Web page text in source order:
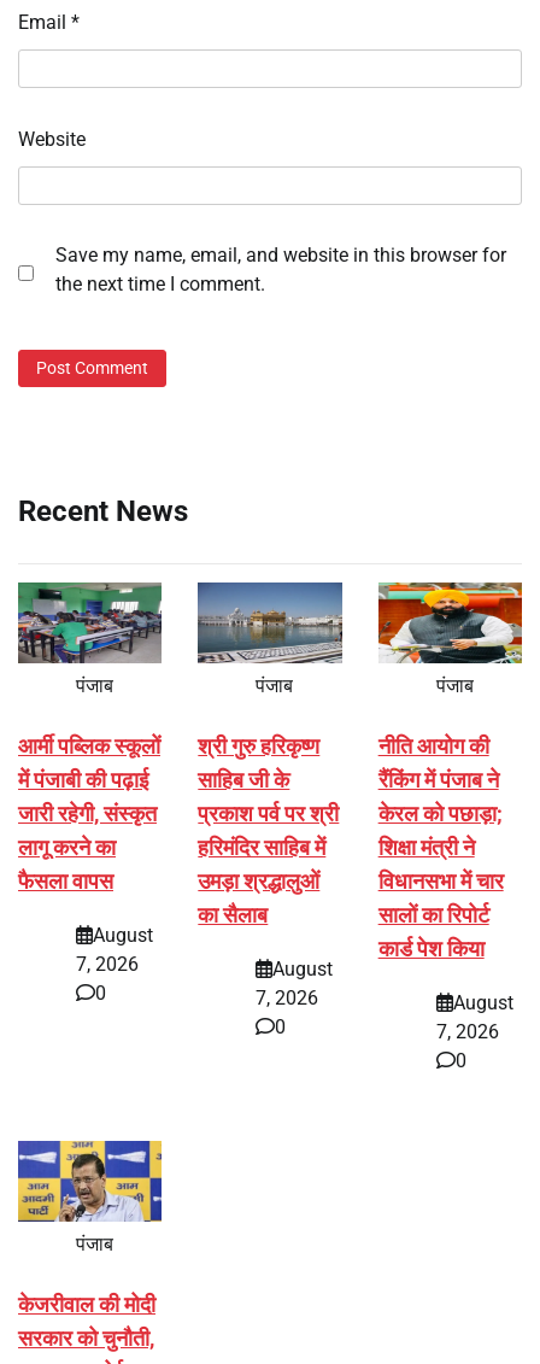
Email *
Website
Save my name, email, and website in this browser for
the next time I comment.
Recent News
पंजाब
आर्मी पब्लिक स्कूलों
में पंजाबी की पढ़ाई
जारी रहेगी, संस्कृत
लागू करने का
फैसला वापस
August
7, 2026
0
पंजाब
श्री गुरु हरिकृष्ण
साहिब जी के
प्रकाश पर्व पर श्री
हरिमंदिर साहिब में
उमड़ा श्रद्धालुओं
का सैलाब
August
7, 2026
0
पंजाब
नीति आयोग की
रैंकिंग में पंजाब ने
केरल को पछाड़ा;
शिक्षा मंत्री ने
विधानसभा में चार
सालों का रिपोर्ट
कार्ड पेश किया
August
7, 2026
0
पंजाब
केजरीवाल की मोदी
सरकार को चुनौती,